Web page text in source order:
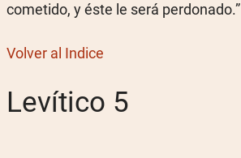
cometido, y éste le será perdonado.”
Volver al Indice
Levítico 5